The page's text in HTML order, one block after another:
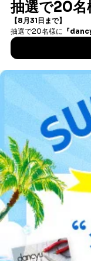
書
アフィリエイ
プレスリリース
利用規約プライバシーポリシ